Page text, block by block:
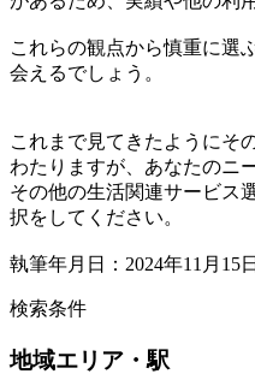
これらの観点から慎重に選
会えるでしょう。
これまで見てきたようにそ
わたりますが、あなたのニ
その他の生活関連サービス
択をしてください。
執筆年月日：2024年11月15日
検索条件
地域エリア・駅